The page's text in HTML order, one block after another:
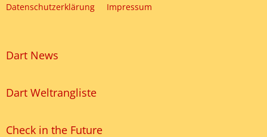
Datenschutzerklärung Impressum
Dart News
Dart Weltrangliste
Check in the Future